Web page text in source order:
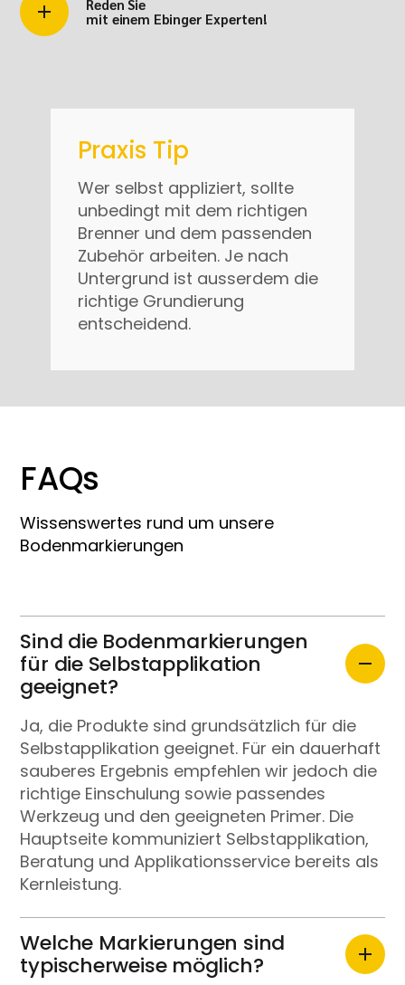
Reden Sie
mit einem Ebinger Experten!
Praxis Tip
Wer selbst appliziert, sollte
unbedingt mit dem richtigen
Brenner und dem passenden
Zubehör arbeiten. Je nach
Untergrund ist ausserdem die
richtige Grundierung
entscheidend.
FAQs
Wissenswertes rund um unsere
Bodenmarkierungen
Sind die Bodenmarkierungen
für die Selbstapplikation
geeignet?
Ja, die Produkte sind grundsätzlich für die
Selbstapplikation geeignet. Für ein dauerhaft
sauberes Ergebnis empfehlen wir jedoch die
richtige Einschulung sowie passendes
Werkzeug und den geeigneten Primer. Die
Hauptseite kommuniziert Selbstapplikation,
Beratung und Applikationsservice bereits als
Kernleistung.
Welche Markierungen sind
typischerweise möglich?